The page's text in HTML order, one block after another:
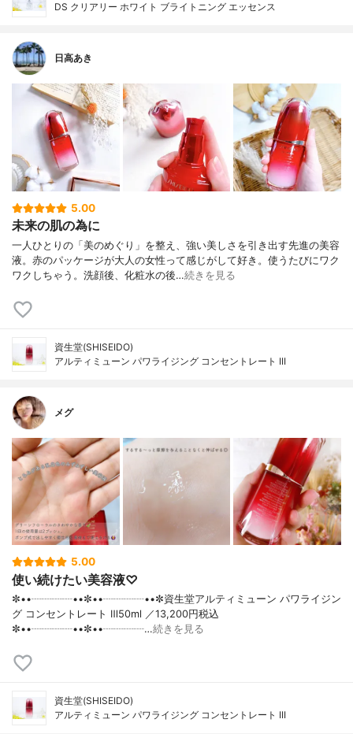
DS クリアリー ホワイト ブライトニング エッセンス
日高あき
5.00
未来の肌の為に
一人ひとりの「美のめぐり」を整え、強い美しさを引き出す先進の美容
液。赤のパッケージが大人の女性って感じがして好き。使うたびにワク
ワクしちゃう。洗顔後、化粧水の後…続きを見る
資生堂(SHISEIDO)
アルティミューン パワライジング コンセントレート III
メグ
5.00
使い続けたい美容液♡
✼••┈┈┈┈••✼••┈┈┈┈••✼資生堂アルティミューン パワライジン
グ コンセントレート Ⅲ50ml ／13,200円税込
✼••┈┈┈┈••✼••┈┈┈┈…続きを見る
資生堂(SHISEIDO)
アルティミューン パワライジング コンセントレート III